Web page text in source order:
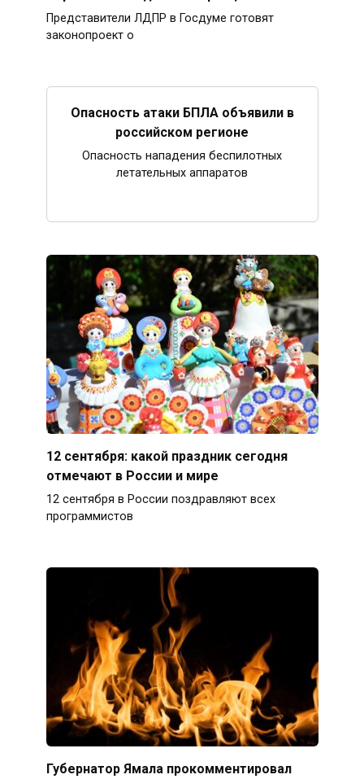
Представители ЛДПР в Госдуме готовят
законопроект о
Опасность атаки БПЛА объявили в
российском регионе
Опасность нападения беспилотных
летательных аппаратов
12 сентября: какой праздник сегодня
отмечают в России и мире
12 сентября в России поздравляют всех
программистов
Губернатор Ямала прокомментировал